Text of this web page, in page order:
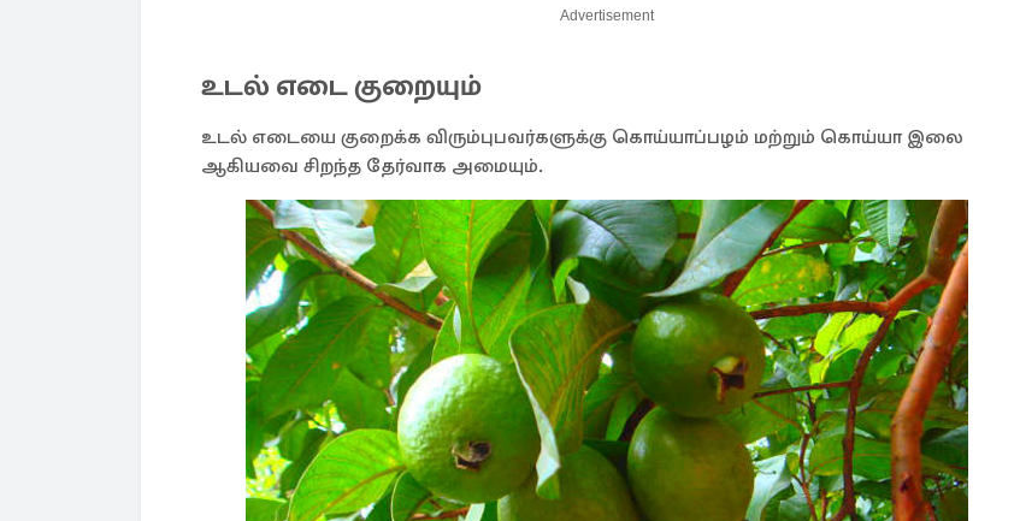
Advertisement
உடல் எடை குறையும்
உடல் எடையை குறைக்க விரும்புபவர்களுக்கு கொய்யாப்பழம் மற்றும் கொய்யா இலை
ஆகியவை சிறந்த தேர்வாக அமையும்.